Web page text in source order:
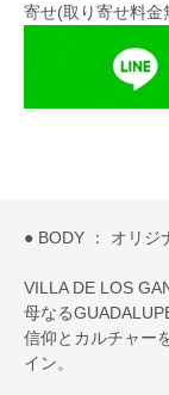
寄せ(取り寄せ料金
● BODY ： オリジ
VILLA DE LOS
母なる
信仰とカルチャー
イン。